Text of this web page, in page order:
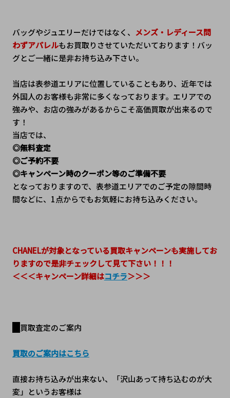
バッグやジュエリーだけではなく、 メンズ・レディース問
わずアパレルもお買取りさせていただいております！バッ
グとご一緒に是非お持ち込み下さい。
当店は表参道エリアに位置していることもあり、近年では
外国人のお客様も非常に多くなっております。エリアでの
強みや、お店の強みがあるからこそ高価買取が出来るので
す！
当店では、
◎無料査定
◎ご予約不要
◎キャンペーン時のクーポン等のご準備不要
となっておりますので、表参道エリアでのご予定の隙間時
間などに、1点からでもお気軽にお持ち込みください。
CHANELが対象となっている買取キャンペーンも実施してお
りますので是非チェックして見て下さい！！！
＜＜＜キャンペーン詳細はコチラ＞＞＞
買取査定のご案内
買取のご案内はこちら
直接お持ち込みが出来ない、「沢山あって持ち込むのが大
変」というお客様は